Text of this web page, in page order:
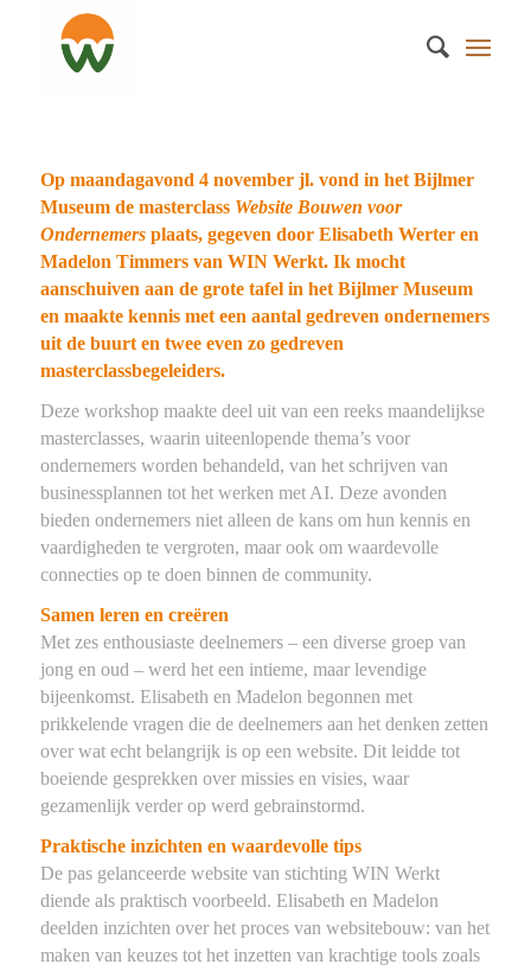
Op maandagavond 4 november jl. vond in het Bijlmer
Museum de masterclass Website Bouwen voor
Ondernemersplaats, gegeven door Elisabeth Werter en
Madelon Timmers van WIN Werkt. Ik mocht
aanschuiven aan de grote tafel in het Bijlmer Museum
en maakte kennis met een aantal gedreven ondernemers
uit de buurt en twee even zo gedreven
masterclassbegeleiders.
Deze workshop maakte deel uit van een reeks maandelijkse
masterclasses, waarin uiteenlopende thema’s voor
ondernemers worden behandeld, van het schrijven van
businessplannen tot het werken met AI. Deze avonden
bieden ondernemers niet alleen de kans om hun kennis en
vaardigheden te vergroten, maar ook om waardevolle
connecties op te doen binnen de community.
Samen leren en creëren
Met zes enthousiaste deelnemers – een diverse groep van
jong en oud – werd het een intieme, maar levendige
bijeenkomst. Elisabeth en Madelon begonnen met
prikkelende vragen die de deelnemers aan het denken zetten
over wat echt belangrijk is op een website. Dit leidde tot
boeiende gesprekken over missies en visies, waar
gezamenlijk verder op werd gebrainstormd.
Praktische inzichten en waardevolle tips
De pas gelanceerde website van stichting WIN Werkt
diende als praktisch voorbeeld. Elisabeth en Madelon
deelden inzichten over het proces van websitebouw: van het
maken van keuzes tot het inzetten van krachtige tools zoals